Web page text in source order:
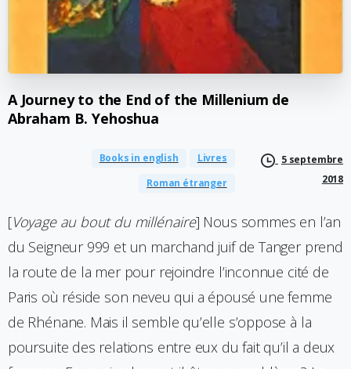
A Journey to the End of the Millenium de
Abraham B. Yehoshua
Books in english
Livres
Roman étranger
5 septembre
2018
[Voyage au bout du millénaire] Nous sommes en l’an
du Seigneur 999 et un marchand juif de Tanger prend
la route de la mer pour rejoindre l’inconnue cité de
Paris où réside son neveu qui a épousé une femme
de Rhénane. Mais il semble qu’elle s’oppose à la
poursuite des relations entre eux du fait qu’il a deux